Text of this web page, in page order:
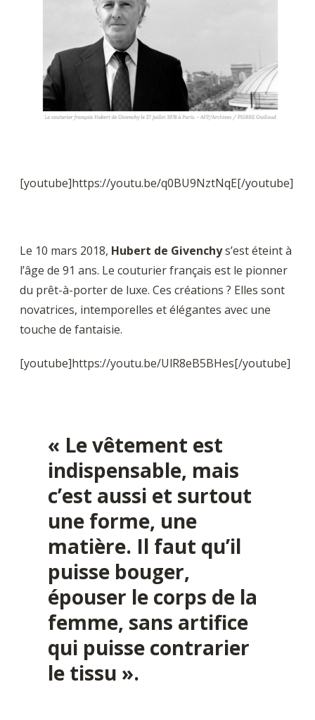
[youtube]https://youtu.be/q0BU9NztNqE[/youtube]
Le 10 mars 2018, Hubert de Givenchys’est éteint à
l’âge de 91 ans. Le couturier français est le pionner
du prêt-à-porter de luxe. Ces créations ? Elles sont
novatrices, intemporelles et élégantes avec une
touche de fantaisie.
[youtube]https://youtu.be/UlR8eB5BHes[/youtube]
« Le vêtement est
indispensable, mais
c’est aussi et surtout
une forme, une
matière. Il faut qu’il
puisse bouger,
épouser le corps de la
femme, sans artifice
qui puisse contrarier
le tissu ».